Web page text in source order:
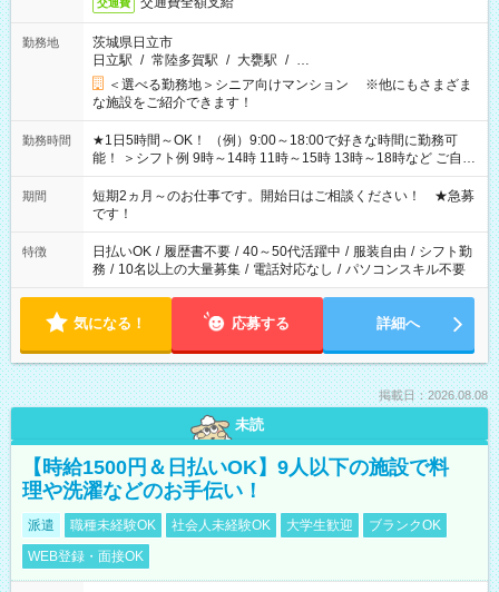
交通費
勤務地
茨城県日立市
日立駅 / 常陸多賀駅 / 大甕駅 / …
＜選べる勤務地＞シニア向けマンション ※他にもさまざま
な施設をご紹介できます！
勤務時間
★1日5時間～OK！ （例）9:00～18:00で好きな時間に勤務可
能！ ＞シフト例 9時～14時 11時～15時 13時～18時など ご自身
のご都合に合わせて勤務時間をご相談ください！ ★家庭の都合
でお休みや時間の調整が必要な場合も遠慮なくご相談くださ
い。
期間
短期2ヵ月～のお仕事です。開始日はご相談ください！ ★急募
です！
特徴 日払いOK / 履歴書不要 / 40～50代活躍中 / 服装自由 / シフト勤
務 / 10名以上の大量募集 / 電話対応なし / パソコンスキル不要
気になる！ 応募する 詳細へ
掲載日：2026.08.08
未読
【時給1500円＆日払いOK】9人以下の施設で料
理や洗濯などのお手伝い！
派遣 職種未経験OK 社会人未経験OK 大学生歓迎
ブランクOK
WEB登録・面接OK